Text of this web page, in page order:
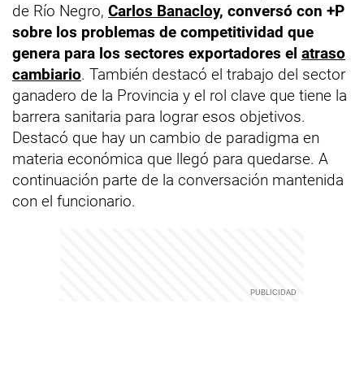
de Río Negro, Carlos Banacloy, conversó con +P
sobre los problemas de competitividad que
genera para los sectores exportadores el atraso
cambiario. También destacó el trabajo del sector
ganadero de la Provincia y el rol clave que tiene la
barrera sanitaria para lograr esos objetivos.
Destacó que hay un cambio de paradigma en
materia económica que llegó para quedarse. A
continuación parte de la conversación mantenida
con el funcionario.